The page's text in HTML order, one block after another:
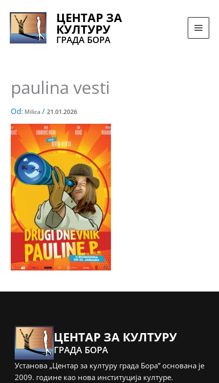
sadržaj
ЦЕНТАР ЗА
КУЛТУРУ
ГРАДА БОРА
paulina vesti
Od: Milica/21.01.2026
ЦЕНТАР ЗА КУЛТУРУ
ГРАДА БОРА
Установа „Центар за културу града Бора” основана је
2009. године као нова институција културе.